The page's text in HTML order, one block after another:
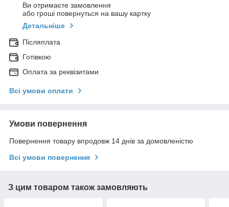
Ви отримаєте замовлення
або гроші повернуться на вашу картку
Детальніше
Післяплата
Готівкою
Оплата за реквізитами
Всі умови оплати
Умови повернення
Повернення товару впродовж 14 днів за домовленістю
Всі умови повернення
З цим товаром також замовляють